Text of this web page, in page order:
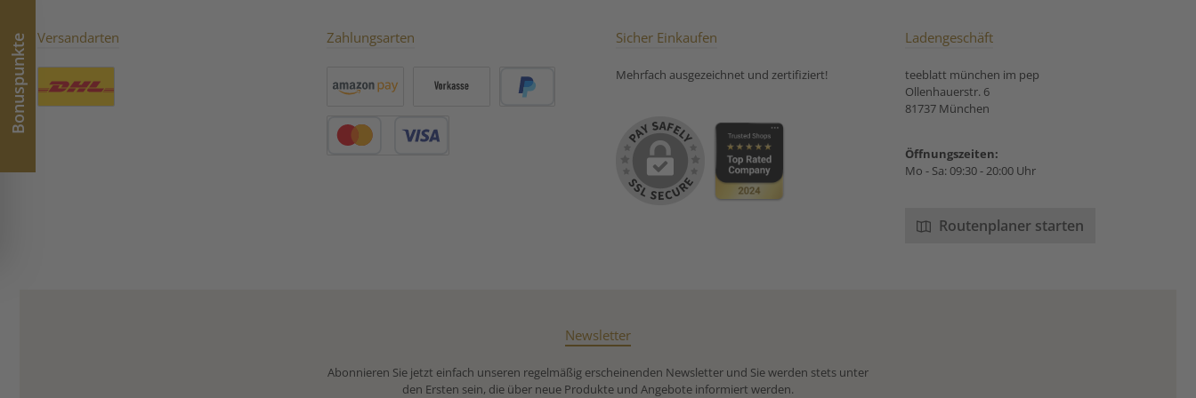
Versandarten Zahlungsarten Sicher Einkaufen
Mehrfach ausgezeichnet und zertifiziert!
Ladengeschäft
teeblatt münchen im pep
Ollenhauerstr. 6
81737 München
Öffnungszeiten:
Mo - Sa: 09:30 - 20:00 Uhr
Routenplaner starten
Newsletter
Abonnieren Sie jetzt einfach unseren regelmäßig erscheinenden Newsletter und Sie werden stets unter
den Ersten sein, die über neue Produkte und Angebote informiert werden.
Bonuspunkte